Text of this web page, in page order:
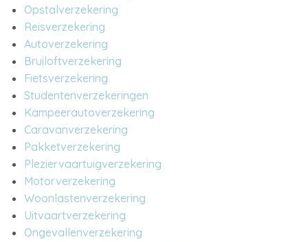
Opstalverzekering
Reisverzekering
Autoverzekering
Bruiloftverzekering
Fietsverzekering
Studentenverzekeringen
Kampeerautoverzekering
Caravanverzekering
Pakketverzekering
Pleziervaartuigverzekering
Motorverzekering
Woonlastenverzekering
Uitvaartverzekering
Ongevallenverzekering